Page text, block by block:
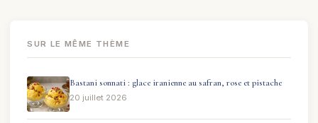
SUR LE MÊME THÈME
Bastani sonnati : glace iranienne au safran, rose et pistache
20 juillet 2026